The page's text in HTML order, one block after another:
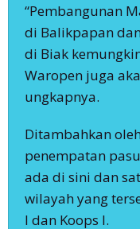
“Pembangunan
di Balikpapan
di Biak
Waropen juga
ungkapnya.
Ditambahkan
penempatan
ada di sini dan
wilayah yang
I dan Koops I.